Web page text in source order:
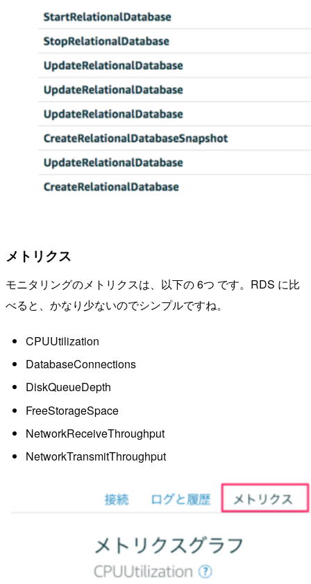
メトリクス
モニタリングのメトリクスは、以下の 6つ です。RDS に比
べると、かなり少ないのでシンプルですね。
CPUUtilization
DatabaseConnections
DiskQueueDepth
FreeStorageSpace
NetworkReceiveThroughput
NetworkTransmitThroughput